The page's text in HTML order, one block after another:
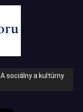
sociálny a kultúrny